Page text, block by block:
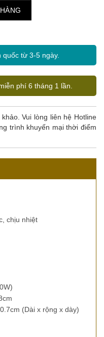
quốc từ 3-5 ngày.
phí 6 tháng 1 lần.
Vui lòng liên hệ Hotline
trình khuyến mại thời điểm
chịu nhiệt
(Dài x rộng x dày)